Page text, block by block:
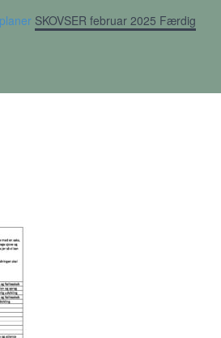
SKOVSER februar 2025 Færdig